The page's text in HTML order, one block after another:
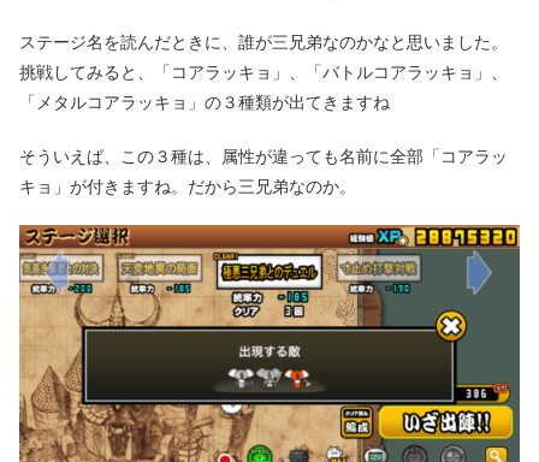
ステージ名を読んだときに、誰が三兄弟なのかなと思いました。
挑戦してみると、「コアラッキョ」、「バトルコアラッキョ」、
「メタルコアラッキョ」の３種類が出てきますね
そういえば、この３種は、属性が違っても名前に全部「コアラッ
キョ」が付きますね。だから三兄弟なのか。